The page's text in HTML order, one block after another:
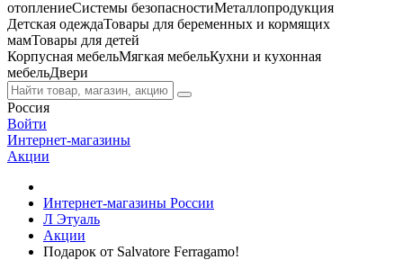
отоплениеСистемы безопасностиМеталлопродукция
Детская одеждаТовары для беременных и кормящих
мамТовары для детей
Корпусная мебельМягкая мебельКухни и кухонная
мебельДвери
Россия
Войти
Интернет-магазины
Акции
Интернет-магазины России
Л Этуаль
Акции
Подарок от Salvatore Ferragamo!